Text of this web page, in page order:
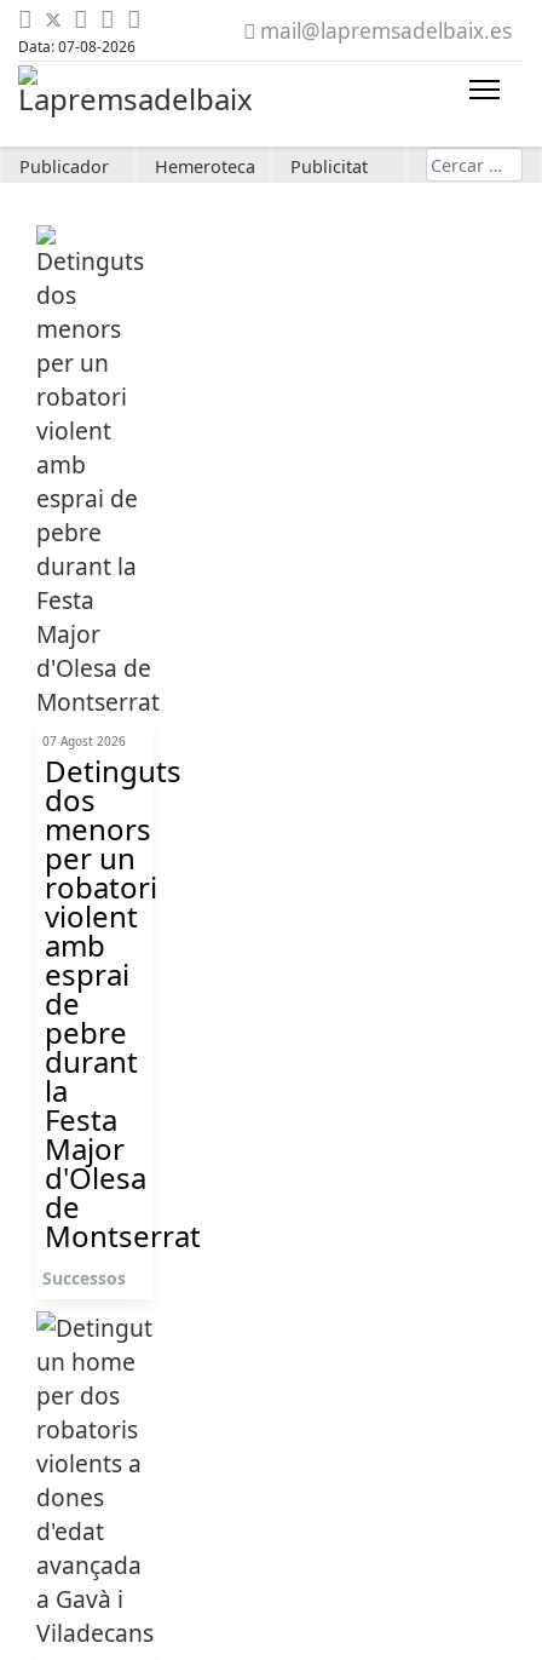
Data: 07-08-2026
mail@lapremsadelbaix.es
Publicador Hemeroteca Publicitat Cerca
07 Agost 2026
Detinguts
dos
menors
per un
robatori
violent
amb
esprai
de
pebre
durant
la
Festa
Major
d'Olesa
de
Montserrat
Successos